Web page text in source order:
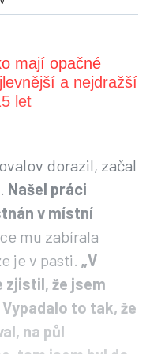
mají opačné
a nejdražší
let
dorazil, začal
Našel práci
v místní
mu zabírala
je v pasti. „V
zjistil, že jsem
to tak, že
na půl